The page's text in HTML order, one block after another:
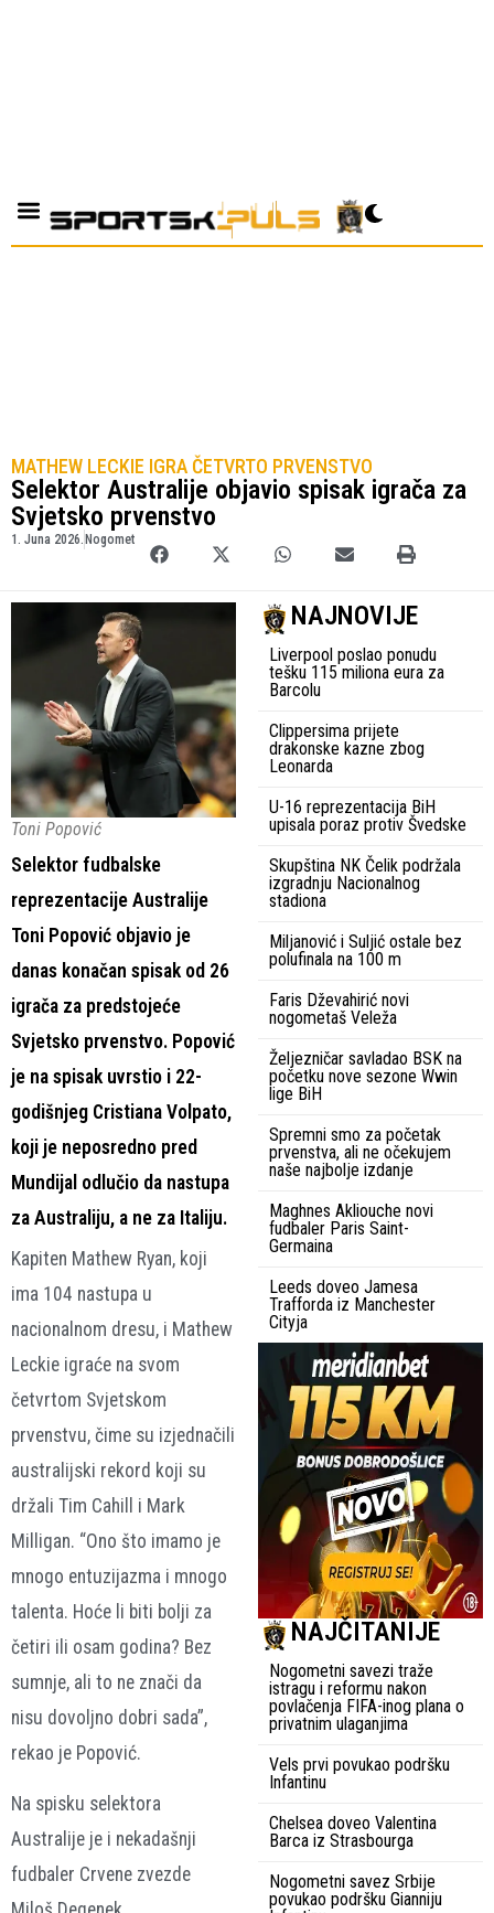
MATHEW LECKIE IGRA ČETVRTO PRVENSTVO
Selektor Australije objavio spisak igrača za
Svjetsko prvenstvo
1. Juna 2026. Nogomet
Toni Popović
Selektor fudbalske
reprezentacije Australije
Toni Popović objavio je
danas konačan spisak od 26
igrača za predstojeće
Svjetsko prvenstvo. Popović
je na spisak uvrstio i 22-
godišnjeg Cristiana Volpato,
koji je neposredno pred
Mundijal odlučio da nastupa
za Australiju, a ne za Italiju.
Kapiten Mathew Ryan, koji
ima 104 nastupa u
nacionalnom dresu, i Mathew
Leckie igraće na svom
četvrtom Svjetskom
prvenstvu, čime su izjednačili
australijski rekord koji su
držali Tim Cahill i Mark
Milligan. “Ono što imamo je
mnogo entuzijazma i mnogo
talenta. Hoće li biti bolji za
četiri ili osam godina? Bez
sumnje, ali to ne znači da
nisu dovoljno dobri sada”,
rekao je Popović.
Na spisku selektora
Australije je i nekadašnji
fudbaler Crvene zvezde
NAJNOVIJE
Liverpool poslao ponudu
tešku 115 miliona eura za
Barcolu
Clippersima prijete
drakonske kazne zbog
Leonarda
U-16 reprezentacija BiH
upisala poraz protiv Švedske
Skupština NK Čelik podržala
izgradnju Nacionalnog
stadiona
Miljanović i Suljić ostale bez
polufinala na 100 m
Faris Dževahirić novi
nogometaš Veleža
Željezničar savladao BSK na
početku nove sezone Wwin
lige BiH
Spremni smo za početak
prvenstva, ali ne očekujem
naše najbolje izdanje
Maghnes Akliouche novi
fudbaler Paris Saint-
Germaina
Leeds doveo Jamesa
Trafforda iz Manchester
Cityja
NAJČITANIJE
Nogometni savezi traže
istragu i reformu nakon
povlačenja FIFA-inog plana o
privatnim ulaganjima
Vels prvi povukao podršku
Infantinu
Chelsea doveo Valentina
Barca iz Strasbourga
Nogometni savez Srbije
povukao podršku Gianniju